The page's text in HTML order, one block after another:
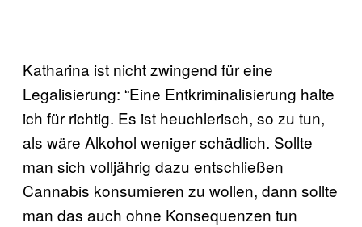
Katharina ist nicht zwingend für eine
Legalisierung: “Eine Entkriminalisierung halte
ich für richtig. Es ist heuchlerisch, so zu tun,
als wäre Alkohol weniger schädlich. Sollte
man sich volljährig dazu entschließen
Cannabis konsumieren zu wollen, dann sollte
man das auch ohne Konsequenzen tun